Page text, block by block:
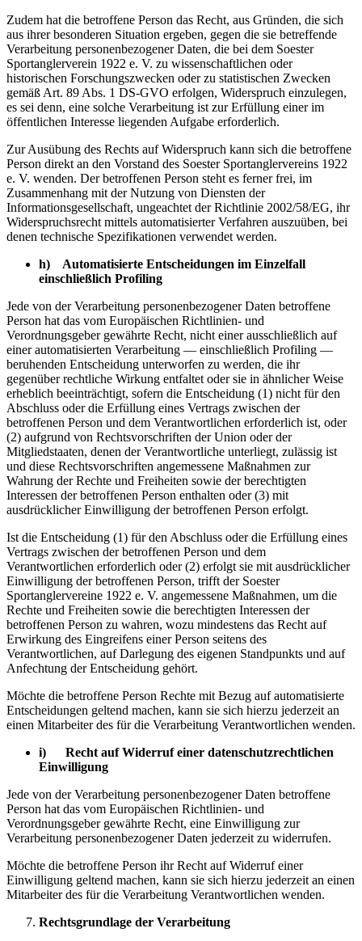
Zudem hat die betroffene Person das Recht, aus Gründen, die sich
aus ihrer besonderen Situation ergeben, gegen die sie betreffende
Verarbeitung personenbezogener Daten, die bei dem Soester
Sportanglerverein 1922 e. V. zu wissenschaftlichen oder
historischen Forschungszwecken oder zu statistischen Zwecken
gemäß Art. 89 Abs. 1 DS-GVO erfolgen, Widerspruch einzulegen,
es sei denn, eine solche Verarbeitung ist zur Erfüllung einer im
öffentlichen Interesse liegenden Aufgabe erforderlich.
Zur Ausübung des Rechts auf Widerspruch kann sich die betroffene
Person direkt an den Vorstand des Soester Sportanglervereins 1922
e. V. wenden. Der betroffenen Person steht es ferner frei, im
Zusammenhang mit der Nutzung von Diensten der
Informationsgesellschaft, ungeachtet der Richtlinie 2002/58/EG, ihr
Widerspruchsrecht mittels automatisierter Verfahren auszuüben, bei
denen technische Spezifikationen verwendet werden.
h) Automatisierte Entscheidungen im Einzelfall
einschließlich Profiling
Jede von der Verarbeitung personenbezogener Daten betroffene
Person hat das vom Europäischen Richtlinien- und
Verordnungsgeber gewährte Recht, nicht einer ausschließlich auf
einer automatisierten Verarbeitung — einschließlich Profiling —
beruhenden Entscheidung unterworfen zu werden, die ihr
gegenüber rechtliche Wirkung entfaltet oder sie in ähnlicher Weise
erheblich beeinträchtigt, sofern die Entscheidung (1) nicht für den
Abschluss oder die Erfüllung eines Vertrags zwischen der
betroffenen Person und dem Verantwortlichen erforderlich ist, oder
(2) aufgrund von Rechtsvorschriften der Union oder der
Mitgliedstaaten, denen der Verantwortliche unterliegt, zulässig ist
und diese Rechtsvorschriften angemessene Maßnahmen zur
Wahrung der Rechte und Freiheiten sowie der berechtigten
Interessen der betroffenen Person enthalten oder (3) mit
ausdrücklicher Einwilligung der betroffenen Person erfolgt.
Ist die Entscheidung (1) für den Abschluss oder die Erfüllung eines
Vertrags zwischen der betroffenen Person und dem
Verantwortlichen erforderlich oder (2) erfolgt sie mit ausdrücklicher
Einwilligung der betroffenen Person, trifft der Soester
Sportanglervereine 1922 e. V. angemessene Maßnahmen, um die
Rechte und Freiheiten sowie die berechtigten Interessen der
betroffenen Person zu wahren, wozu mindestens das Recht auf
Erwirkung des Eingreifens einer Person seitens des
Verantwortlichen, auf Darlegung des eigenen Standpunkts und auf
Anfechtung der Entscheidung gehört.
Möchte die betroffene Person Rechte mit Bezug auf automatisierte
Entscheidungen geltend machen, kann sie sich hierzu jederzeit an
einen Mitarbeiter des für die Verarbeitung Verantwortlichen wenden.
i) Recht auf Widerruf einer datenschutzrechtlichen
Einwilligung
Jede von der Verarbeitung personenbezogener Daten betroffene
Person hat das vom Europäischen Richtlinien- und
Verordnungsgeber gewährte Recht, eine Einwilligung zur
Verarbeitung personenbezogener Daten jederzeit zu widerrufen.
Möchte die betroffene Person ihr Recht auf Widerruf einer
Einwilligung geltend machen, kann sie sich hierzu jederzeit an einen
Mitarbeiter des für die Verarbeitung Verantwortlichen wenden.
Rechtsgrundlage der Verarbeitung